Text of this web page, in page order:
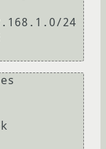
24